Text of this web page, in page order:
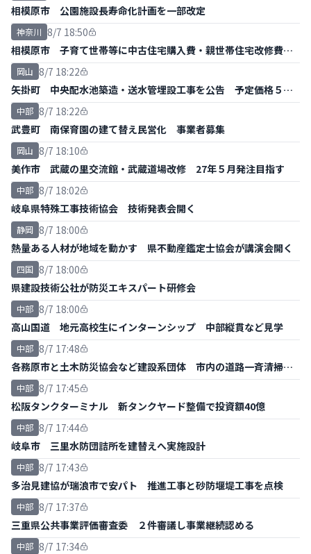
相模原市 公園施設長寿命化計画を一部改定
神奈川 8/7 18:50
相模原市 子育て世帯等に中古住宅購入費・親世帯住宅改修費補
助
岡山 8/7 18:22
矢掛町 中央配水池築造・送水管埋設工事を公告 予定価格５億
円
中部 8/7 18:22
武豊町 南保育園の建て替え民営化 事業者募集
岡山 8/7 18:10
美作市 武蔵の里交流館・武蔵道場改修 27年５月発注目指す
中部 8/7 18:02
岐阜県特殊工事技術協会 技術発表会開く
静岡 8/7 18:00
熱量ある人材が地域を動かす 県不動産鑑定士協会が講演会開く
四国 8/7 18:00
県建設技術公社が防災エキスパート研修会
中部 8/7 18:00
高山国道 地元高校生にインターンシップ 中部縦貫など見学
中部 8/7 17:48
各務原市と土木防災協会など建設系団体 市内の道路一斉清掃ボ
ランティア
中部 8/7 17:45
松阪タンクターミナル 新タンクヤード整備で投資額40億
中部 8/7 17:44
岐阜市 三里水防団詰所を建替えへ実施設計
中部 8/7 17:43
多治見建協が瑞浪市で安パト 推進工事と砂防堰堤工事を点検
中部 8/7 17:37
三重県公共事業評価審査委 ２件審議し事業継続認める
中部 8/7 17:34